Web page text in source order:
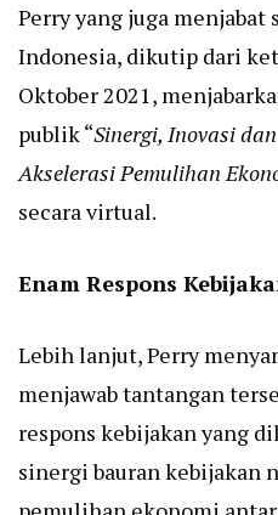
Perry yang juga menjabat
Indonesia, dikutip dari
Oktober 2021,
publik “Sinergi, Inovasi
Akselerasi Pemulihan
secara virtual.
Enam Respons
Lebih lanjut, Perry
menjawab tantangan
respons kebijakan yang
sinergi bauran kebijakan